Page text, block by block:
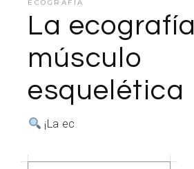
ECOGRAFÍA
La ecografía
músculo
esquelética
¡La ec